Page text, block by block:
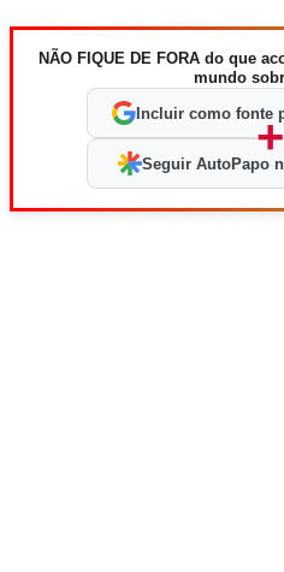
NÃO FIQUE DE FORA do que
mundo
Incluir como fonte
+
Seguir AutoPapo